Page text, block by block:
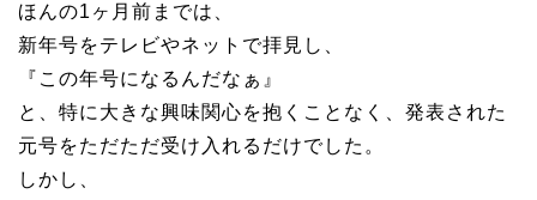
ほんの1ヶ月前までは、
新年号をテレビやネットで拝見し、
『この年号になるんだなぁ』
と、特に大きな興味関心を抱くことなく、発表された
元号をただただ受け入れるだけでした。
しかし、